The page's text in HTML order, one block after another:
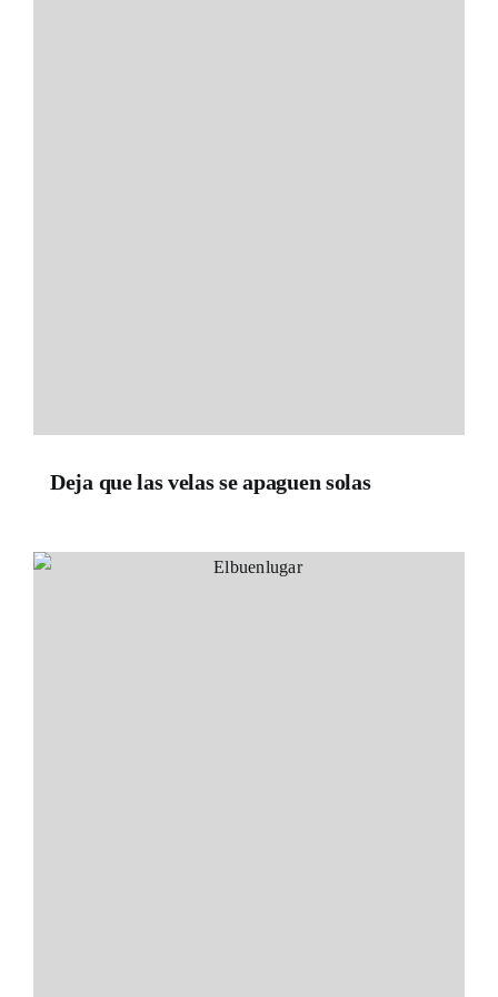
Deja que las velas se apaguen solas